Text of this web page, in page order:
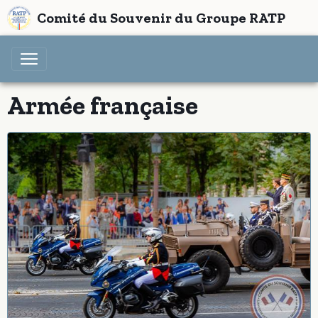
Comité du Souvenir du Groupe RATP
Armée française